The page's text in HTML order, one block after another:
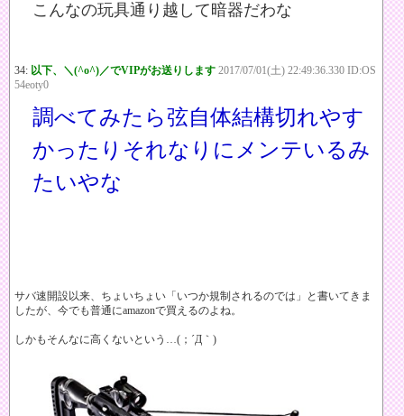
こんなの玩具通り越して暗器だわな
34: 以下、＼(^o^)／でVIPがお送りします 2017/07/01(土) 22:49:36.330 ID:OS
54eoty0
調べてみたら弦自体結構切れやす
かったりそれなりにメンテいるみ
たいやな
サバ速開設以来、ちょいちょい「いつか規制されるのでは」と書いてきま
したが、今でも普通にamazonで買えるのよね。
しかもそんなに高くないという…(；´Д｀)